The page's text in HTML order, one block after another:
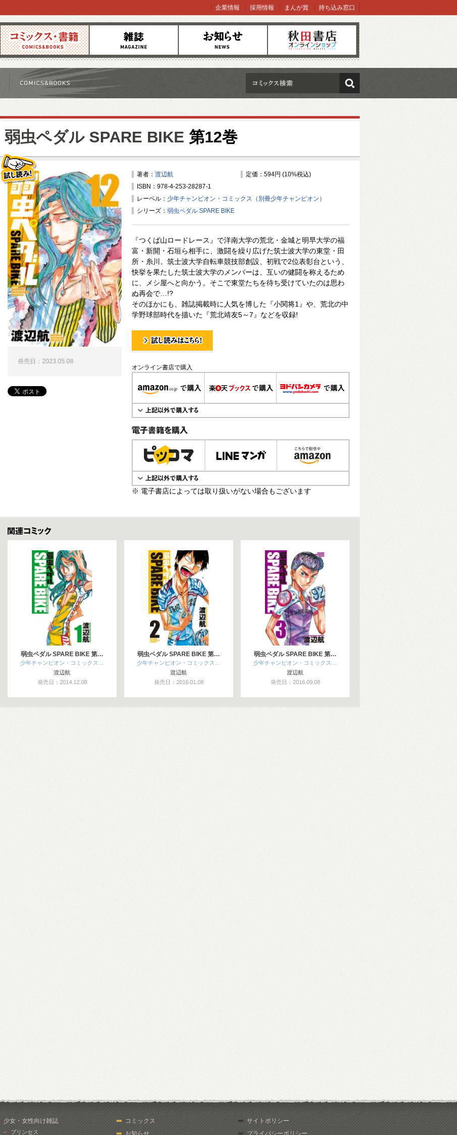
コミックス 雑誌 お知らせ オンラインショップ
企業情報 採用情報 まんが賞 持ち込み窓口
検索
弱虫ペダル SPARE BIKE 第12巻
著者： 渡辺航
定価：594円 (10%税込)
ISBN：978-4-253-28287-1
レーベル： 少年チャンピオン・コミックス（別冊少年チャンピオン）
シリーズ： 弱虫ペダル SPARE BIKE
『つくば山ロードレース』で洋南大学の荒北・金城と明早大学の福
富・新開・石垣ら相手に、激闘を繰り広げた筑士波大学の東堂・田
所・糸川。筑士波大学自転車競技部創設、初戦で2位表彰台という、
快挙を果たした筑士波大学のメンバーは、互いの健闘を称えるため
に、メシ屋へと向かう。そこで東堂たちを待ち受けていたのは思わ
ぬ再会で…!?
そのほかにも、雑誌掲載時に人気を博した『小関将1』や、荒北の中
学野球部時代を描いた『荒北靖友5～7』などを収録!
試し読み！
オンライン書店で購入
電子書籍で購入
※ 電子書店によっては取り扱いがない場合もございます
発売日：2023.05.08
関連コミックス
弱虫ペダル SPARE BIKE 第…
少年チャンピオン・コミックス…
渡辺航
発売日：2014.12.08
弱虫ペダル SPARE BIKE 第…
少年チャンピオン・コミックス…
渡辺航
発売日：2016.01.08
弱虫ペダル SPARE BIKE 第…
少年チャンピオン・コミックス…
渡辺航
発売日：2016.09.08
少女・女性向け雑誌
プリンセス
コミックス
お知らせ
サイトポリシー
プライバシーポリシー